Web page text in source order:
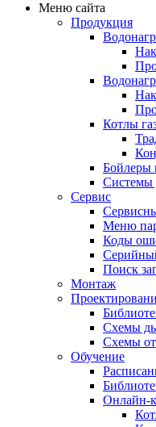
Меню сайта
Продукция
Котлы
Бойлеры
Системы
Сервис
Меню
Коды
Поиск
Монтаж
Схемы
Схемы
Обучение
Онлайн-